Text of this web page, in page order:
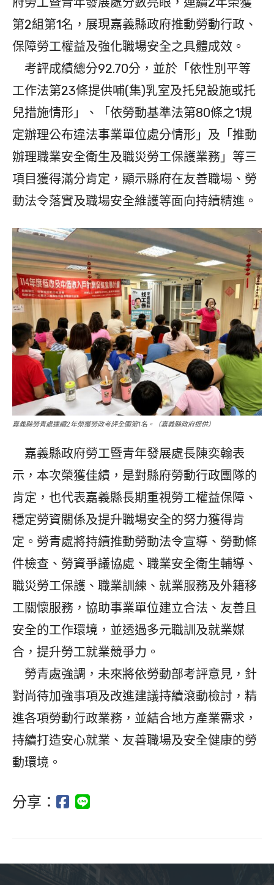
第2組第1名，展現嘉義縣政府推動勞動行政、
保障勞工權益及強化職場安全之具體成效。
考評成績總分92.70分，並於「依性別平等
工作法第23條提供哺(集)乳室及托兒設施或托
兒措施情形」、「依勞動基準法第80條之1規
定辦理公布違法事業單位處分情形」及「推動
辦理職業安全衛生及職災勞工保護業務」等三
項目獲得滿分肯定，顯示縣府在友善職場、勞
動法令落實及職場安全維護等面向持續精進。
嘉義縣勞青處連續2年榮獲勞政考評全國第1名。（嘉義縣政府提供）
嘉義縣政府勞工暨青年發展處長陳奕翰表
示，本次榮獲佳績，是對縣府勞動行政團隊的
肯定，也代表嘉義縣長期重視勞工權益保障、
穩定勞資關係及提升職場安全的努力獲得肯
定。勞青處將持續推動勞動法令宣導、勞動條
件檢查、勞資爭議協處、職業安全衛生輔導、
職災勞工保護、職業訓練、就業服務及外籍移
工關懷服務，協助事業單位建立合法、友善且
安全的工作環境，並透過多元職訓及就業媒
合，提升勞工就業競爭力。
勞青處強調，未來將依勞動部考評意見，針
對尚待加強事項及改進建議持續滾動檢討，精
進各項勞動行政業務，並結合地方產業需求，
持續打造安心就業、友善職場及安全健康的勞
動環境。
分享：